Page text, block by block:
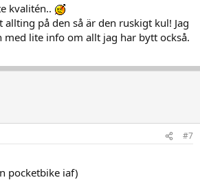
kvalitén..
på den så är den ruskigt kul! Jag
med lite info om allt jag har bytt också.
#7
pocketbike iaf)